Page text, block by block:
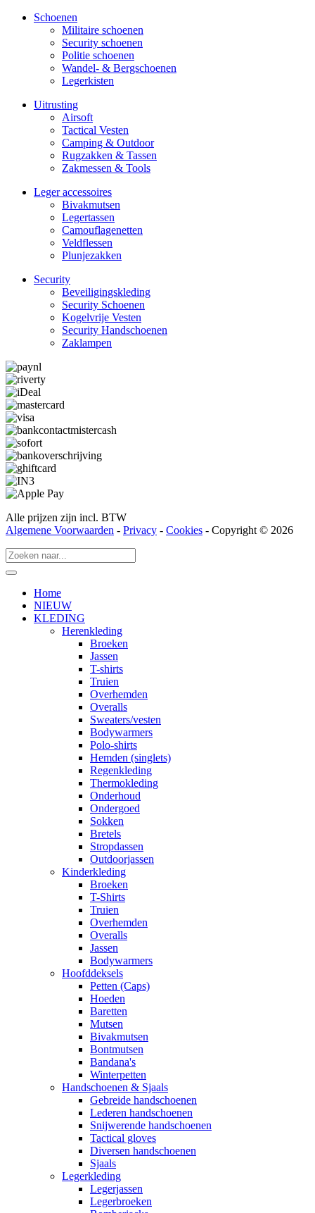
Schoenen
Militaire schoe­nen
Security schoenen
Politie schoenen
Wandel- & Berg­­schoenen
Legerkisten
Uitrusting
Airsoft
Tactical Ves­ten
Camping & Outdoor
Rugzakken & Tassen
Zakmessen & Tools
Leger accessoires
Bivakmutsen
Legertassen
Camouflage­­netten
Veldflessen
Plunjezakken
Security
Beveiligings­­kleding
Security Schoenen
Kogelvrije Vesten
Security Hand­­schoenen
Zaklampen
Alle prijzen zijn incl. BTW
Algemene Voorwaarden - Privacy - Cookies - Copyright © 2026
Home
NIEUW
KLEDING
Herenkleding
Broeken
Jassen
T-shirts
Truien
Overhemden
Overalls
Sweaters/vesten
Bodywarmers
Polo-shirts
Hemden (singlets)
Regenkleding
Thermokleding
Onderhoud
Ondergoed
Sokken
Bretels
Stropdassen
Outdoorjassen
Kinderkleding
Broeken
T-Shirts
Truien
Overhemden
Overalls
Jassen
Bodywarmers
Hoofddeksels
Petten (Caps)
Hoeden
Baretten
Mutsen
Bivakmutsen
Bontmutsen
Bandana's
Winterpetten
Handschoenen & Sjaals
Gebreide handschoenen
Lederen handschoenen
Snijwerende handschoenen
Tactical gloves
Diversen handschoenen
Sjaals
Legerkleding
Legerjassen
Legerbroeken